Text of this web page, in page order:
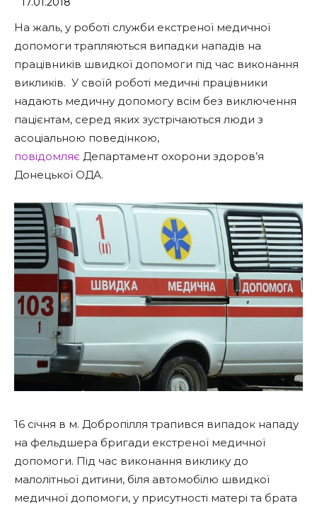
На жаль, у роботі служби екстреної медичної
допомоги трапляються випадки нападів на
працівників швидкої допомоги під час виконання
викликів. У своїй роботі медичні працівники
надають медичну допомогу всім без виключення
пацієнтам, серед яких зустрічаються люди з
асоціальною поведінкою,
повідомляє Департамент охорони здоров’я
Донецької ОДА.
16 січня в м. Добропілля трапився випадок нападу
на фельдшера бригади екстреної медичної
допомоги. Під час виконання виклику до
малолітньої дитини, біля автомобілю швидкої
медичної допомоги, у присутності матері та брата